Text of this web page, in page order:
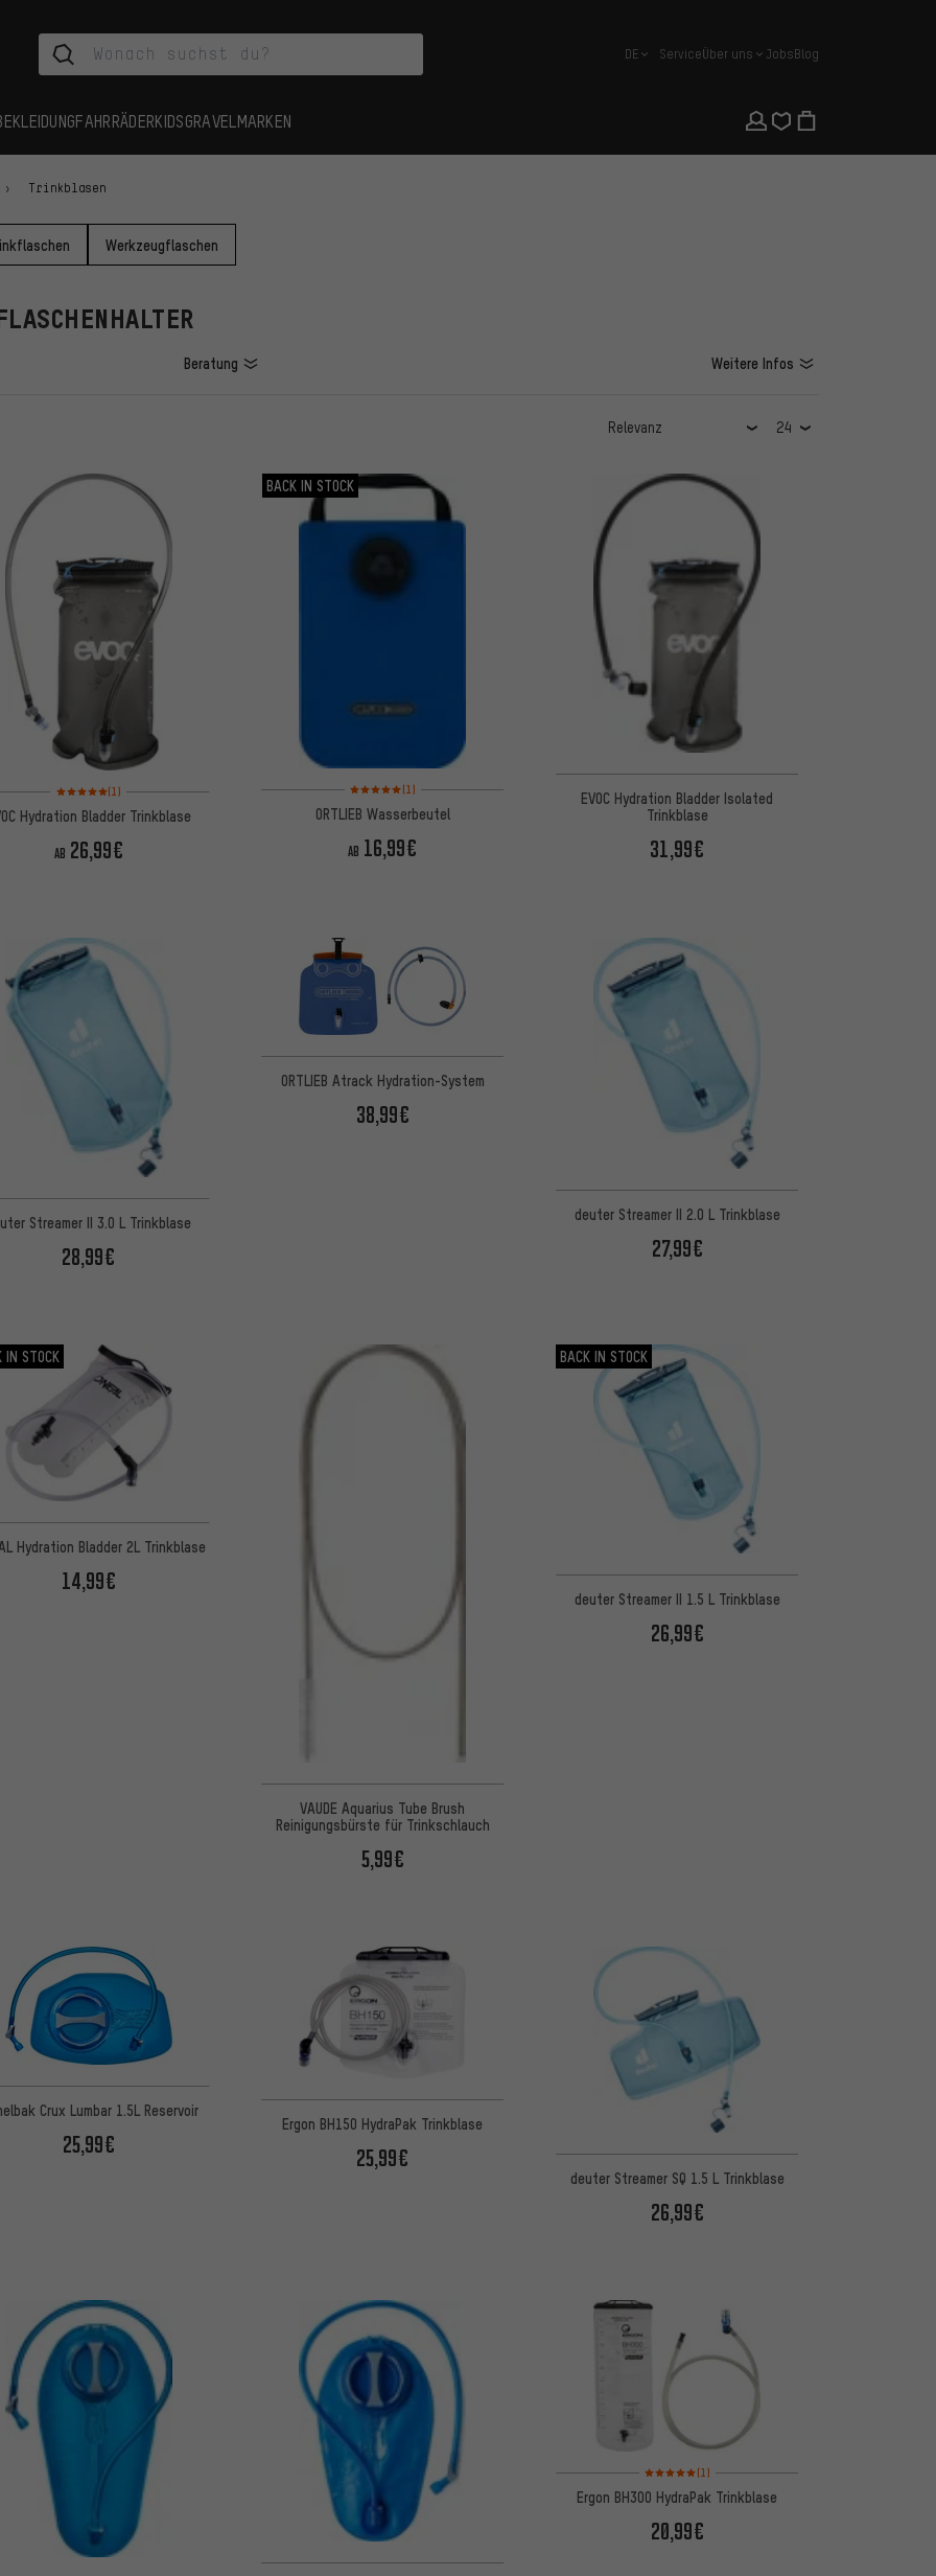
Deutsch
DE ServiceÜber uns JobsBlog
FAHRRÄDERKIDSGRAVEL MARKEN
Trinkblasen
Werkzeugflaschen
Beratung Weitere Infos
Bewertungen: 5 von 5 basierend auf 1 Bewertungen
(1)
Hydration Bladder Trinkblase
AB 26,99€
BACK IN STOCK
Bewertungen: 5 von 5 basierend auf 1 Bewertungen
(1)
ORTLIEB Wasserbeutel
AB 16,99€
EVOC Hydration Bladder Isolated
Trinkblase
31,99€
Streamer II 3.0 L Trinkblase
28,99€
ORTLIEB Atrack Hydration-System
38,99€
deuter Streamer II 2.0 L Trinkblase
27,99€
IN STOCK
Hydration Bladder 2L Trinkblase
14,99€
VAUDE Aquarius Tube Brush
Reinigungsbürste für Trinkschlauch
5,99€
BACK IN STOCK
deuter Streamer II 1.5 L Trinkblase
26,99€
Crux Lumbar 1.5L Reservoir
25,99€
Ergon BH150 HydraPak Trinkblase
25,99€
deuter Streamer SQ 1.5 L Trinkblase
26,99€
Bewertungen: 5 von 5 basierend auf 1 Bewertungen
(1)
Ergon BH300 HydraPak Trinkblase
20,99€